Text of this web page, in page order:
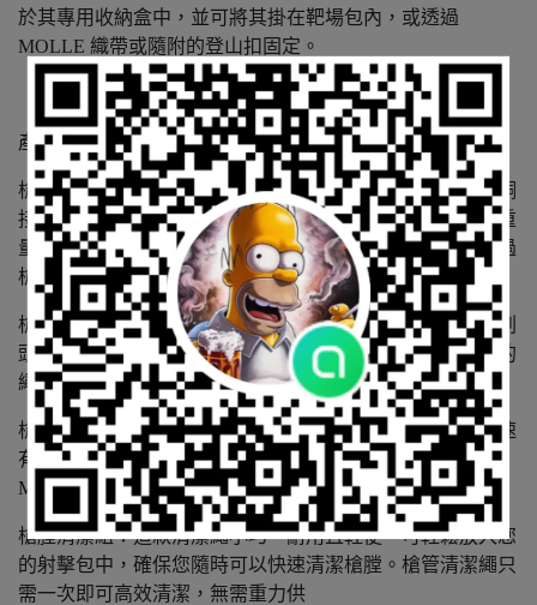
於其專用收納盒中，並可將其掛在靶場包內，或透過
MOLLE 織帶或隨附的登山扣固定。
產品特點
槍械清潔工具：我們全新升級的設計包括一個可拆卸的黃銅
接頭，接頭上整合了一個可翻轉的拉桿，方便清潔。它的重
量增加了一倍，因此當您拉動繩索時，清潔繩可以輕鬆穿過
槍管。
槍膛清潔器：我們精心製作了一條加粗的繩子，內建青銅刷
頭，清潔效果更佳。刷頭有助於去除頑固的積碳，而加粗的
繩子則有助於擦拭殘留物。
槍械清潔用品：完美的便攜式解決方案，方便您在靶場快速
有效地清潔槍口。產品包含一個便利的收納盒，可透過
MOLLE 織帶或隨附的登山扣輕鬆固定在您的槍套上。
槍膛清潔組：這款清潔繩小巧、耐用且輕便，可輕鬆放入您
的射擊包中，確保您隨時可以快速清潔槍膛。槍管清潔繩只
需一次即可高效清潔，無需重力供